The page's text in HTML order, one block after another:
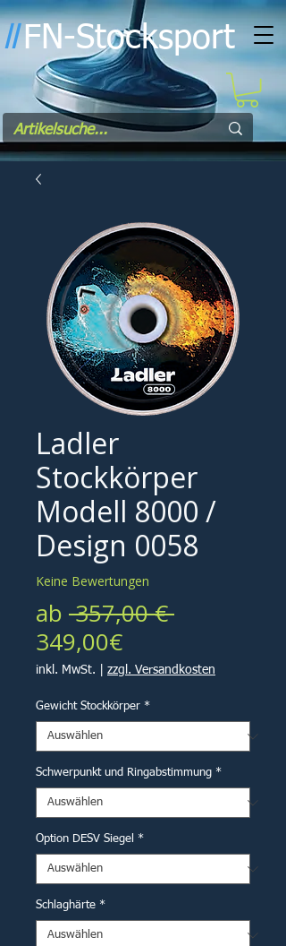
ll FN-Stocksport
Ladler
Stockkörper
Modell 8000 /
Design 0058
Keine Bewertungen
ab 357,00 €
349,00€Sale-
Preis
inkl. MwSt. zzgl. Versandkosten
Gewicht Stockkörper *
Schwerpunkt und Ringabstimmung *
Option DESV Siegel *
Schlaghärte *